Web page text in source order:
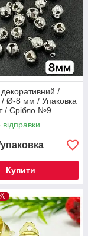
/
/ Ø-8 мм / Упаковка
/ Срібло №9
Купити